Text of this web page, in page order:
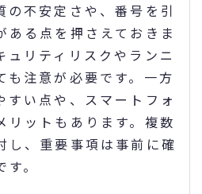
の不安定さや、番号を引
ある点を押さえておきま
ュリティリスクやランニ
も注意が必要です。一方
すい点や、スマートフォ
リットもあります。複数
し、重要事項は事前に確
。